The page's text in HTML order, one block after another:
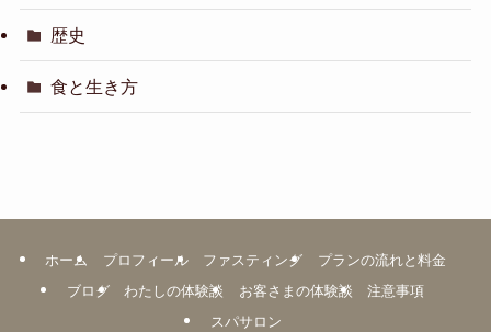
歴史
食と生き方
ホーム プロフィール ファスティング
プランの流れと料金
ブログ
わたしの体験談 お客さまの体験談
注意事項
スパサロン